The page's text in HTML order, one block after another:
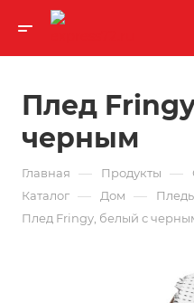
Плед
черным
Главная — Продукты —
Каталог — Дом —
Плед Fringy, белый с